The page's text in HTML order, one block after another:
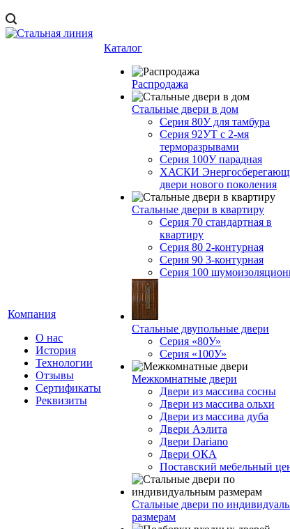
Компания
О нас
История
Технологии
Отзывы
Cертификаты
Реквизиты
Каталог
Распродажа
Стальные двери в дом
Серия 80У для тамбура
Серия 92УТ с 2-мя
терморазрывами
Серия 100У парадная
ХАСКИ
двери нового поколения
Стальные двери в квартиру
Серия 70 стандартная в
квартиру
Серия 80 2-контурная
Серия 90 3-контурная
Серия 100
Стальные двупольные двери
Серия «80У»
Серия «100У»
Межкомнатные двери
Двери из массива сосны
Двери из массива ольхи
Двери из массива дуба
Двери Аэлита
Двери Dariano
Двери ОКА
Поставский мебельный
Стальные двери по
размерам